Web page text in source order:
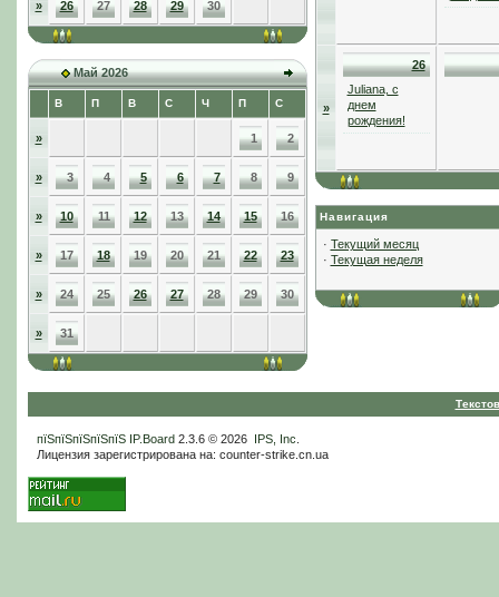
» 26 27 28 29 30
Май 2026
В П В С Ч П С
» 1 2
» 3 4 5 6 7 8 9
» 10 11 12 13 14 15 16
» 17 18 19 20 21 22 23
» 24 25 26 27 28 29 30
» 31
»
26
Juliana, с
днем
рождения!
Навигация
· Текущий месяц
· Текущая неделя
пїЅпїЅпїЅпїЅпїЅ IP.Board2.3.6 © 2026 IPS, Inc
Лицензия зарегистрирована на: counter-strike.cn.ua